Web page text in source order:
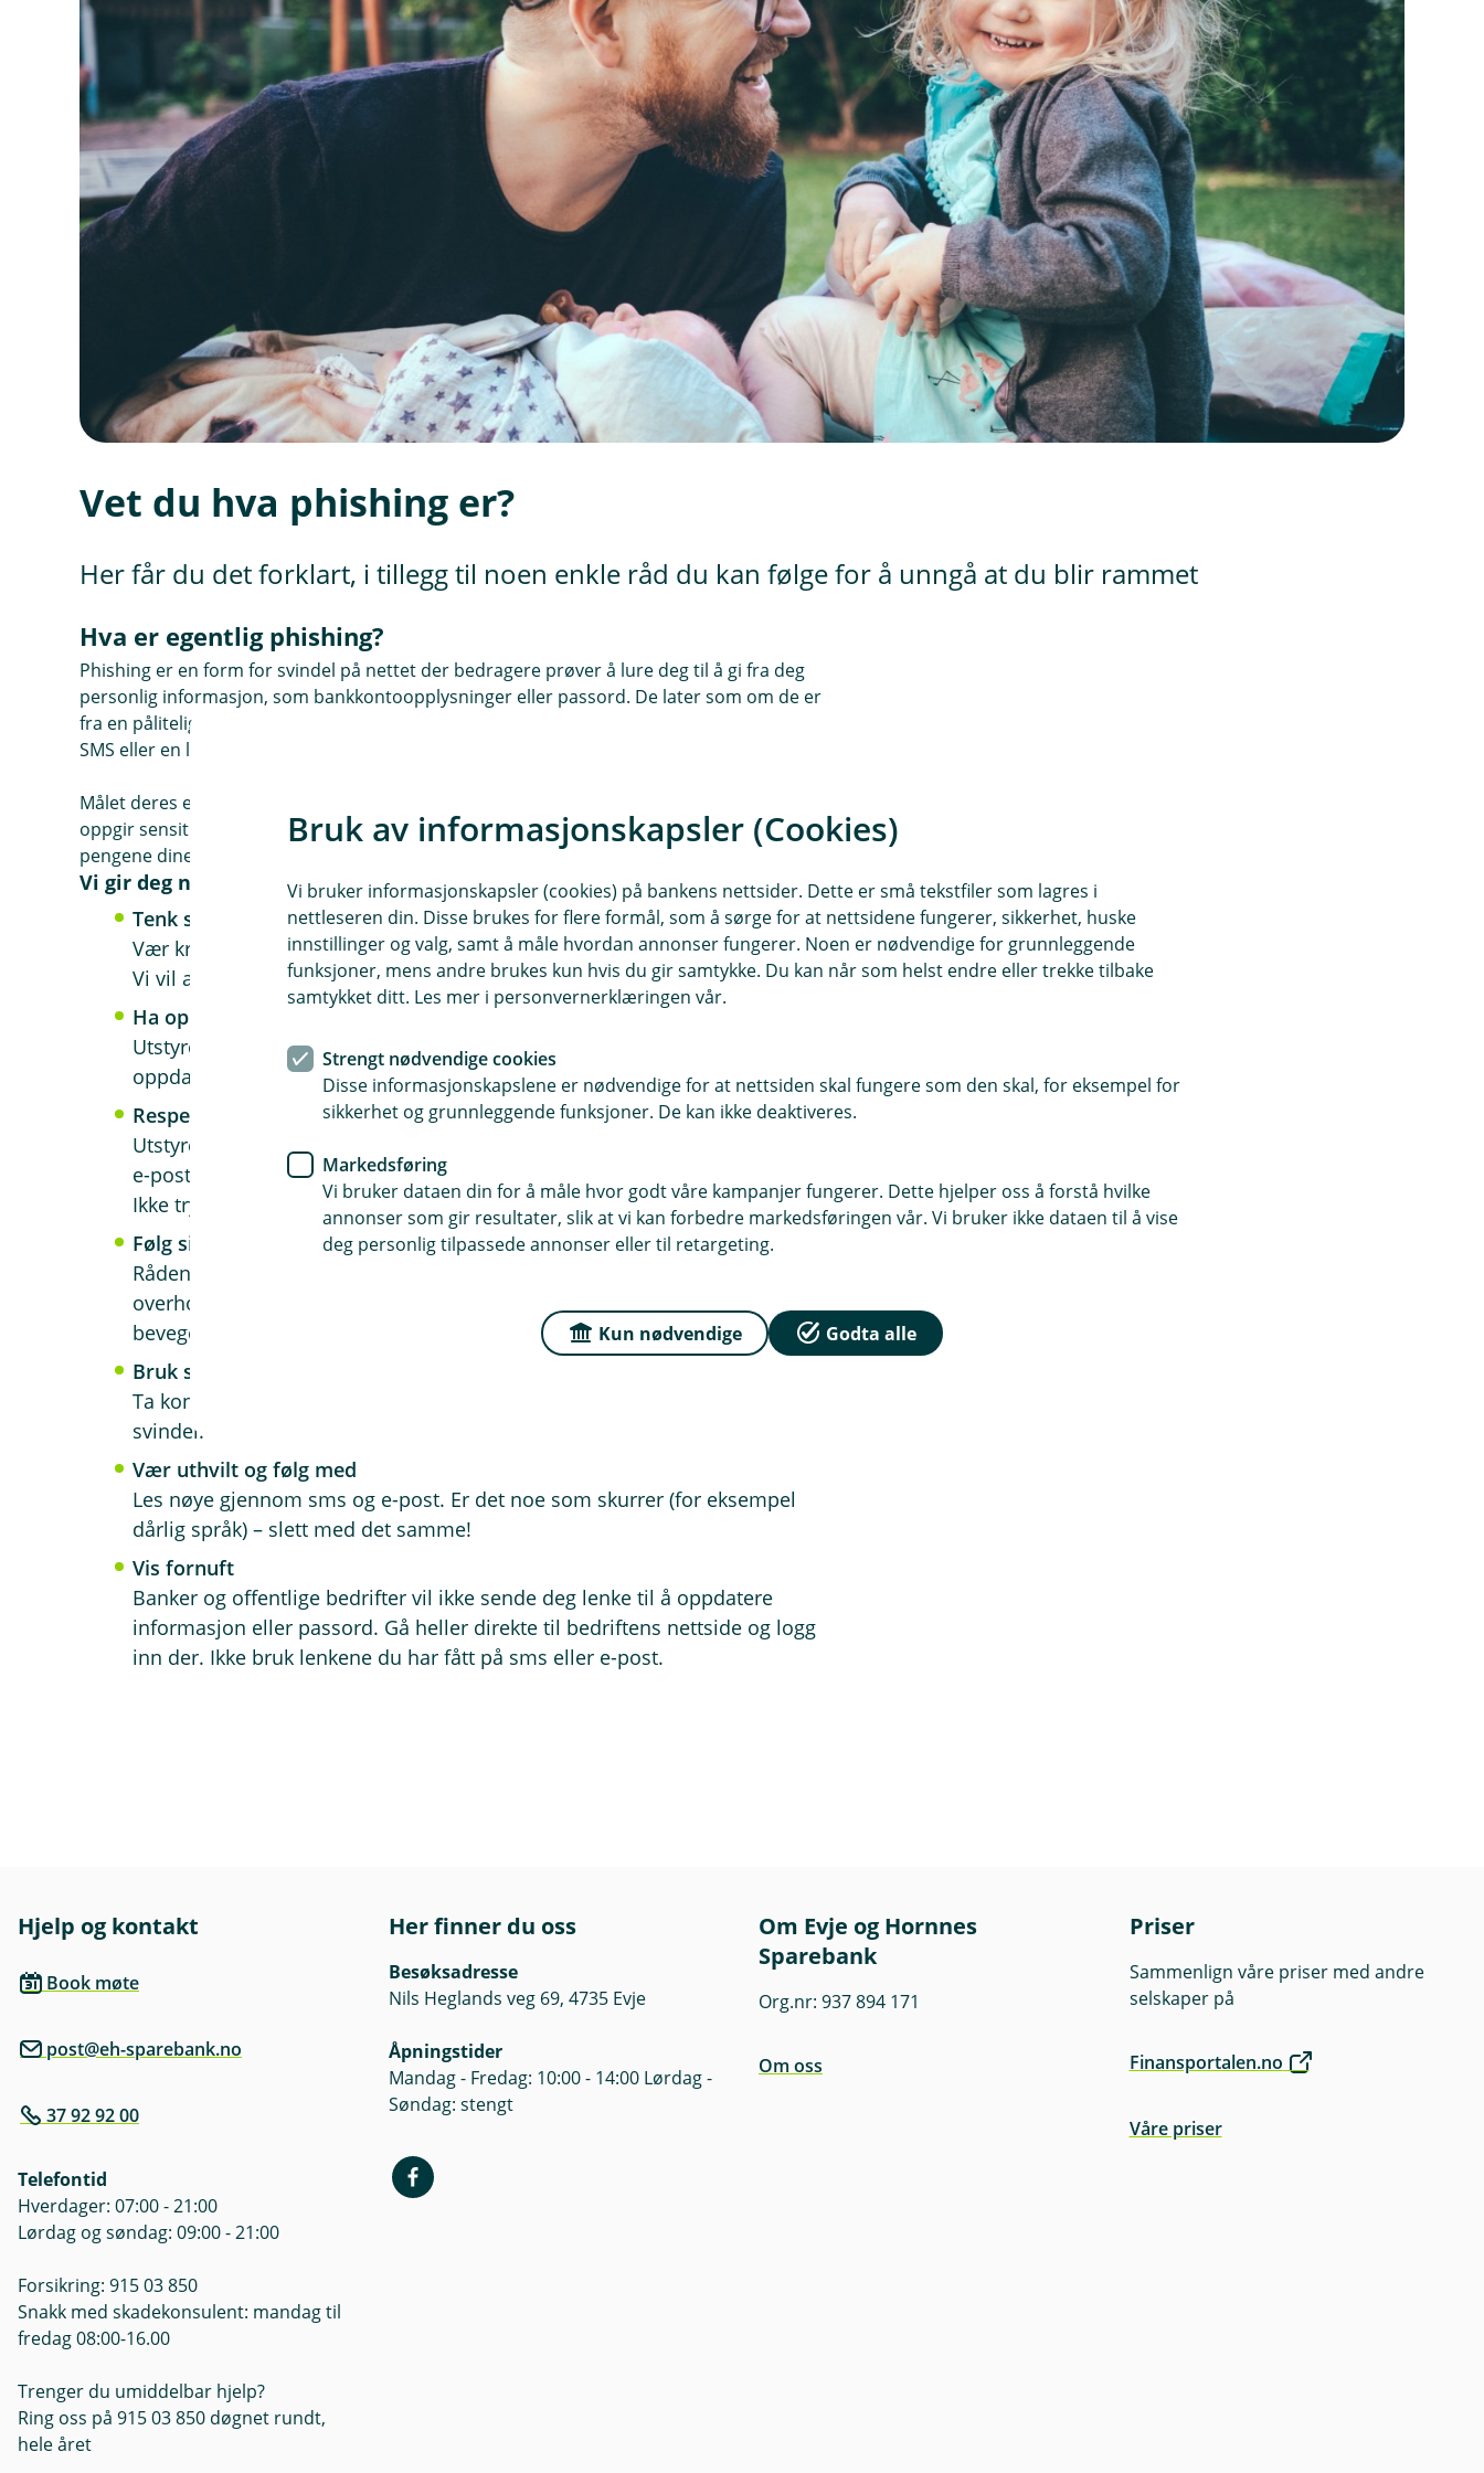
Vet du hva phishing er?
Her får du det forklart, i tillegg til noen enkle råd du kan følge for å unngå at du blir rammet
Hva er egentlig phishing?
Phishing er en form for svindel på nettet der bedragere prøver å lure deg til å gi fra deg
personlig informasjon, som bankkontoopplysninger eller passord. De later som om de er
fra en pålitelig organisasjon, for eksempel banken din, og sender deg vanligvis en e-post,
SMS eller en lenke til en falsk nettside.
Målet deres er å få deg til å tro at du kommuniserer med den ekte banken, slik at du frivillig
oppgir sensitiv informasjon. Disse svindlerne kan bruke denne informasjonen til å stjele
pengene dine eller få tilgang til andre viktige kontoer.
Vi gir deg noen enkle tips til hva du bør tenke på
Tenk sikkerhet
Vær kritisk til sms og e-poster som har lenker og ber deg logge inn et sted.
Vi vil aldri be om informasjon om BankID, konto eller kort!
Ha oppdatert utstyr
Utstyret må holdes i orden. Sørg for at telefon, iPad og datamaskin har
oppdatert antivirusprogram og programvare.
Respekter digitalt klima og farvann
Utstyret må bare brukes under egnede forhold. Sjekk avsender på sms og
e-post, lenker skal bare trykkes på hvis du kjenner avsenderen. Er du i tvil?
Ikke trykk.
Følg sikkerhetsreglene
Rådene om to-faktor autentisering, antivirusprogram og IT sikkerhet må
overholdes. Disse beskytter deg mot sms- og e-postsvindel skulle du
bevege deg i phishy farvann.
Bruk sikkerhetsnettet rundt deg
Ta kontakt med banken dersom du allikevel har vært uheldig å bli utsatt for
svindel.
Vær uthvilt og følg med
Les nøye gjennom sms og e-post. Er det noe som skurrer (for eksempel
dårlig språk) – slett med det samme!
Vis fornuft
Banker og offentlige bedrifter vil ikke sende deg lenke til å oppdatere
informasjon eller passord. Gå heller direkte til bedriftens nettside og logg
inn der. Ikke bruk lenkene du har fått på sms eller e-post.
Hjelp og kontakt
Book møte
post@eh-sparebank.no
37 92 92 00
Telefontid
Hverdager: 07:00 - 21:00
Lørdag og søndag: 09:00 - 21:00
Forsikring: 915 03 850
Snakk med skadekonsulent: mandag til
fredag 08:00-16.00
Trenger du umiddelbar hjelp?
Ring oss på 915 03 850 døgnet rundt,
hele året
Her finner du oss
Besøksadresse
Nils Heglands veg 69, 4735 Evje
Åpningstider
Mandag - Fredag: 10:00 - 14:00 Lørdag -
Søndag: stengt
Om Evje og Hornnes
Sparebank
Org.nr: 937 894 171
Om oss
Priser
Sammenlign våre priser med andre
selskaper på
Finansportalen.no
Våre priser
Bruk av informasjonskapsler (Cookies)
Vi bruker informasjonskapsler (cookies) på bankens nettsider. Dette er små tekstfiler som lagres i
nettleseren din. Disse brukes for flere formål, som å sørge for at nettsidene fungerer, sikkerhet, huske
innstillinger og valg, samt å måle hvordan annonser fungerer. Noen er nødvendige for grunnleggende
funksjoner, mens andre brukes kun hvis du gir samtykke. Du kan når som helst endre eller trekke tilbake
samtykket ditt. Les mer i personvernerklæringen vår.
Strengt nødvendige cookies
Disse informasjonskapslene er nødvendige for at nettsiden skal fungere som den skal, for eksempel for
sikkerhet og grunnleggende funksjoner. De kan ikke deaktiveres.
Markedsføring
Vi bruker dataen din for å måle hvor godt våre kampanjer fungerer. Dette hjelper oss å forstå hvilke
annonser som gir resultater, slik at vi kan forbedre markedsføringen vår. Vi bruker ikke dataen til å vise
deg personlig tilpassede annonser eller til retargeting.
Kun nødvendige Godta alle